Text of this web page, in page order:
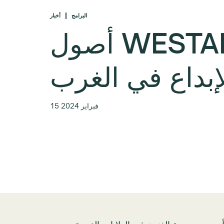
أخبار البرامج
أصول WESTAF: دعم
في الغرب
15 فبراير 2024